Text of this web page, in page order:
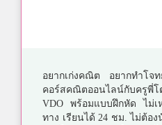
อยากเก่งคณิต อยากทำโจ
คอร์สคณิตออนไลน์กับครู
VDO พร้อมแบบฝึกหัด ไม่
ทาง เรียนได้ 24 ชม. ไม่ต้อ